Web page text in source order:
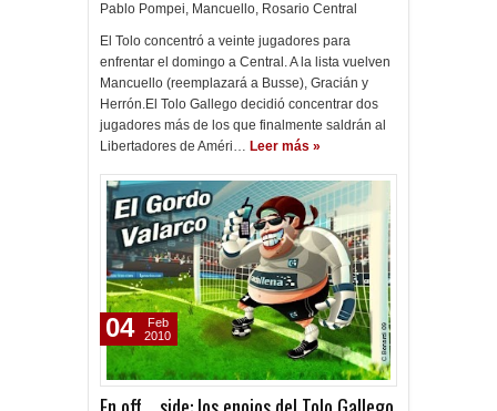
Pablo Pompei, Mancuello, Rosario Central
El Tolo concentró a veinte jugadores para
enfrentar el domingo a Central. A la lista vuelven
Mancuello (reemplazará a Busse), Gracián y
Herrón.El Tolo Gallego decidió concentrar dos
jugadores más de los que finalmente saldrán al
Libertadores de Améri… Leer más »
04
Feb
2010